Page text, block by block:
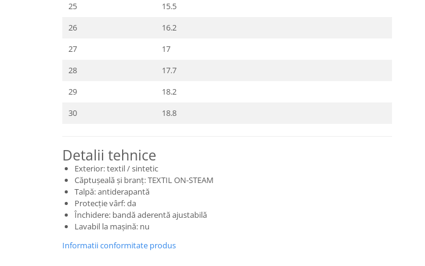
25
15.5
26
16.2
27
17
28
17.7
29
18.2
30
18.8
Detalii tehnice
Exterior: textil / sintetic
Căptușeală și branț: TEXTIL ON-STEAM
Talpă: antiderapantă
Protecție vârf: da
Închidere: bandă aderentă ajustabilă
Lavabil la mașină: nu
Informatii conformitate produs